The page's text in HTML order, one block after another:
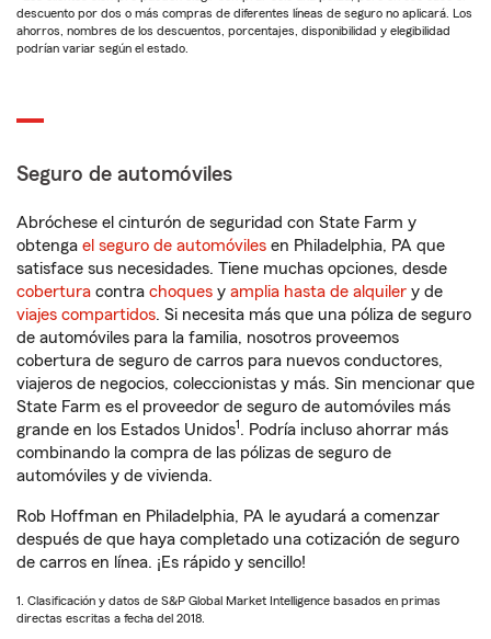
descuento por dos o más compras de diferentes líneas de seguro no aplicará. Los
ahorros, nombres de los descuentos, porcentajes, disponibilidad y elegibilidad
podrían variar según el estado.
Seguro de automóviles
Abróchese el cinturón de seguridad con State Farm y
obtenga el seguro de automóviles en Philadelphia, PA que
satisface sus necesidades. Tiene muchas opciones, desde
cobertura contra choques y amplia hasta de alquiler y de
viajes compartidos. Si necesita más que una póliza de seguro
de automóviles para la familia, nosotros proveemos
cobertura de seguro de carros para nuevos conductores,
viajeros de negocios, coleccionistas y más. Sin mencionar que
State Farm es el proveedor de seguro de automóviles más
grande en los Estados Unidos1. Podría incluso ahorrar más
combinando la compra de las pólizas de seguro de
automóviles y de vivienda.
Rob Hoffman en Philadelphia, PA le ayudará a comenzar
después de que haya completado una cotización de seguro
de carros en línea. ¡Es rápido y sencillo!
1. Clasificación y datos de S&P Global Market Intelligence basados en primas
directas escritas a fecha del 2018.